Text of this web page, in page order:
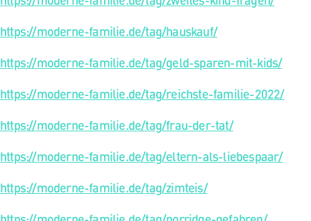
https://moderne-familie.de/tag/hauskauf/
https://moderne-familie.de/tag/geld-sparen-mit-kids/
https://moderne-familie.de/tag/reichste-familie-2022/
https://moderne-familie.de/tag/frau-der-tat/
https://moderne-familie.de/tag/eltern-als-liebespaar/
https://moderne-familie.de/tag/zimteis/